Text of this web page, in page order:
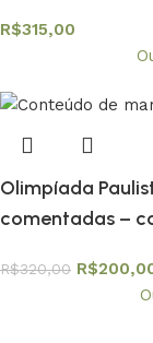
R$315,00
Olimpíada
comentadas –
R$320,00 R$